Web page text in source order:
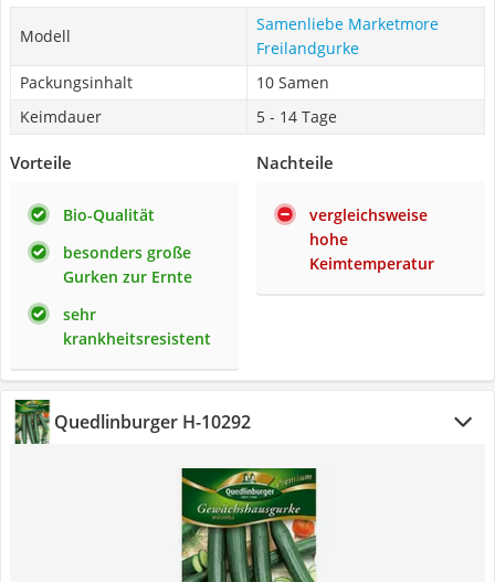
Modell
Samenliebe Marketmore
Freilandgurke
Packungsinhalt
10 Samen
Keimdauer
5 - 14 Tage
Vorteile
Bio-Qualität
besonders große
Gurken zur Ernte
sehr
krankheitsresistent
Nachteile
vergleichsweise
hohe
Keimtemperatur
Quedlinburger H-10292